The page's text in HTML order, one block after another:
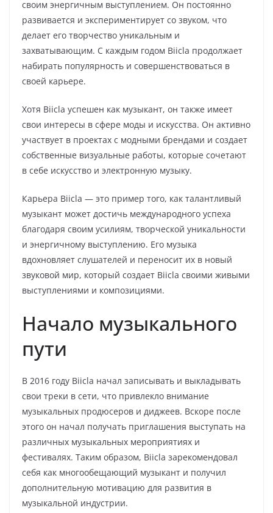
своим энергичным выступлением. Он постоянно
развивается и экспериментирует со звуком, что
делает его творчество уникальным и
захватывающим. С каждым годом Biicla продолжает
набирать популярность и совершенствоваться в
своей карьере.
Хотя Biicla успешен как музыкант, он также имеет
свои интересы в сфере моды и искусства. Он активно
участвует в проектах с модными брендами и создает
собственные визуальные работы, которые сочетают
в себе искусство и электронную музыку.
Карьера Biicla — это пример того, как талантливый
музыкант может достичь международного успеха
благодаря своим усилиям, творческой уникальности
и энергичному выступлению. Его музыка
вдохновляет слушателей и переносит их в новый
звуковой мир, который создает Biicla своими живыми
выступлениями и композициями.
Начало музыкального
пути
В 2016 году Biicla начал записывать и выкладывать
свои треки в сети, что привлекло внимание
музыкальных продюсеров и диджеев. Вскоре после
этого он начал получать приглашения выступать на
различных музыкальных мероприятиях и
фестивалях. Таким образом, Biicla зарекомендовал
себя как многообещающий музыкант и получил
дополнительную мотивацию для развития в
музыкальной индустрии.